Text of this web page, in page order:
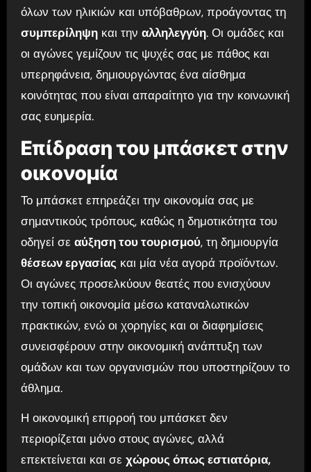
όλων των ηλικιών και υπόβαθρων, προάγοντας τη
συμπερίληψηκαι την αλληλεγγύη. Οι ομάδες και
οι αγώνες γεμίζουν τις ψυχές σας με πάθος και
υπερηφάνεια, δημιουργώντας ένα αίσθημα
κοινότητας που είναι απαραίτητο για την κοινωνική
σας ευημερία.
Επίδραση του μπάσκετ στην
οικονομία
Το μπάσκετ επηρεάζει την οικονομία σας με
σημαντικούς τρόπους, καθώς η δημοτικότητα του
οδηγεί σε αύξηση του τουρισμού, τη δημιουργία
θέσεων εργασίαςκαι μία νέα αγορά προϊόντων.
Οι αγώνες προσελκύουν θεατές που ενισχύουν
την τοπική οικονομία μέσω καταναλωτικών
πρακτικών, ενώ οι χορηγίες και οι διαφημίσεις
συνεισφέρουν στην οικονομική ανάπτυξη των
ομάδων και των οργανισμών που υποστηρίζουν το
άθλημα.
Η οικονομική επιρροή του μπάσκετ δεν
περιορίζεται μόνο στους αγώνες, αλλά
επεκτείνεται και σε χώρους όπως εστιατόρια,